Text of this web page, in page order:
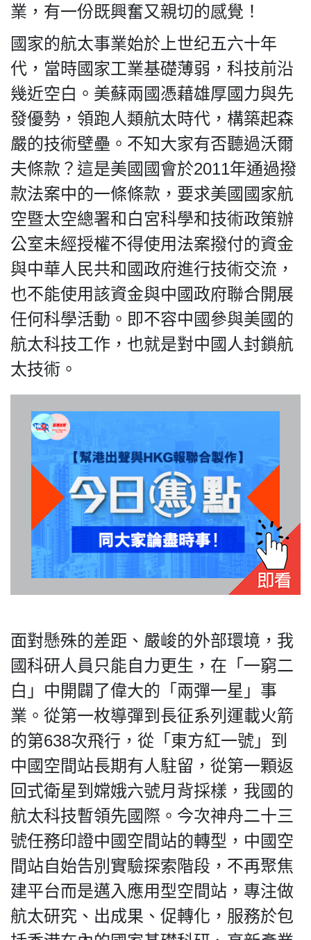
HK.
All
rights
reserved.
業，有一份既興奮又親切的感覺！
國家的航太事業始於上世纪五六十年
代，當時國家工業基礎薄弱，科技前沿
幾近空白。美蘇兩國憑藉雄厚國力與先
發優勢，領跑人類航太時代，構築起森
嚴的技術壁壘。不知大家有否聽過沃爾
夫條款？這是美國國會於2011年通過撥
款法案中的一條條款，要求美國國家航
空暨太空總署和白宮科學和技術政策辦
公室未經授權不得使用法案撥付的資金
與中華人民共和國政府進行技術交流，
也不能使用該資金與中國政府聯合開展
任何科學活動。即不容中國參與美國的
航太科技工作，也就是對中國人封鎖航
太技術。
面對懸殊的差距、嚴峻的外部環境，我
國科研人員只能自力更生，在「一窮二
白」中開闢了偉大的「兩彈一星」事
業。從第一枚導彈到長征系列運載火箭
的第638次飛行，從「東方紅一號」到
中國空間站長期有人駐留，從第一顆返
回式衛星到嫦娥六號月背採樣，我國的
航太科技暫領先國際。今次神舟二十三
號任務印證中國空間站的轉型，中國空
間站自始告別實驗探索階段，不再聚焦
建平台而是邁入應用型空間站，專注做
航太研究、出成果、促轉化，服務於包